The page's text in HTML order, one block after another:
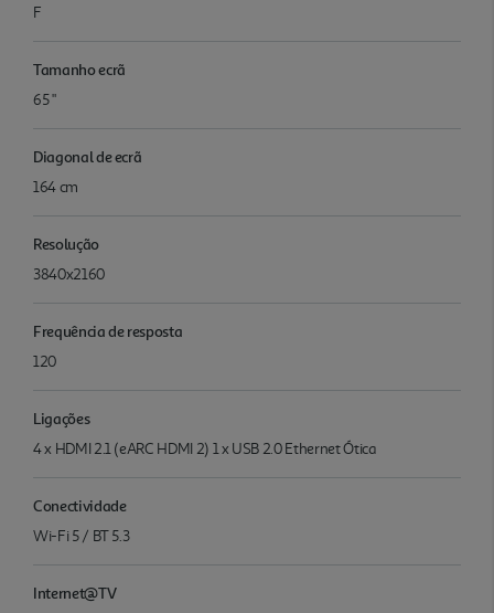
F
Tamanho ecrã
65 "
Diagonal de ecrã
164 cm
Resolução
3840x2160
Frequência de resposta
120
Ligações
4 x HDMI 2.1 (eARC HDMI 2) 1 x USB 2.0 Ethernet Ótica
Conectividade
Wi-Fi 5 / BT 5.3
Internet@TV